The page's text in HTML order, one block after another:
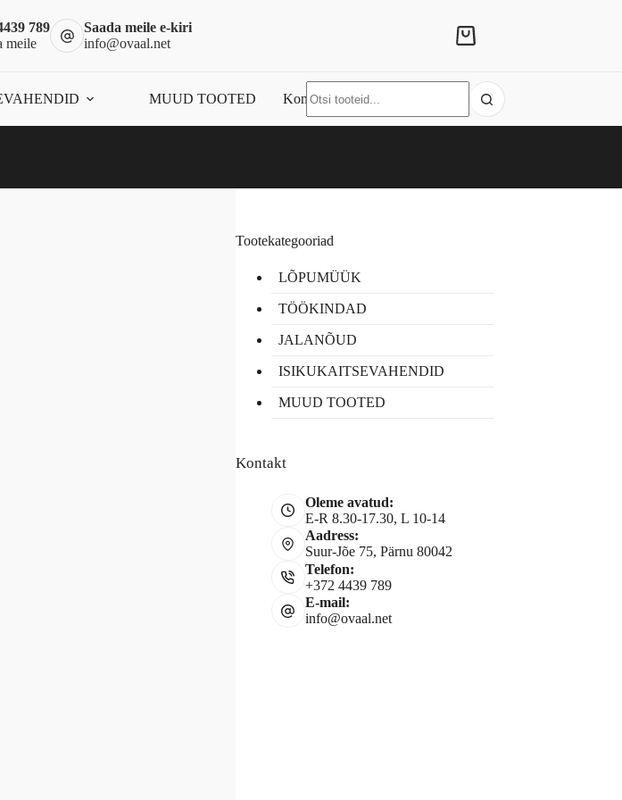
789
meile
Saada meile e-kiri
info@ovaal.net
Shopping
MUUD TOOTED Kontakt
results
Tootekategooriad
LÕPUMÜÜK
TÖÖKINDAD
JALANÕUD
ISIKUKAITSEVAHENDID
MUUD TOOTED
Kontakt
Oleme avatud:
E-R 8.30-17.30, L 10-14
Aadress:
Suur-Jõe 75, Pärnu 80042
Telefon:
+372 4439 789
E-mail:
info@ovaal.net